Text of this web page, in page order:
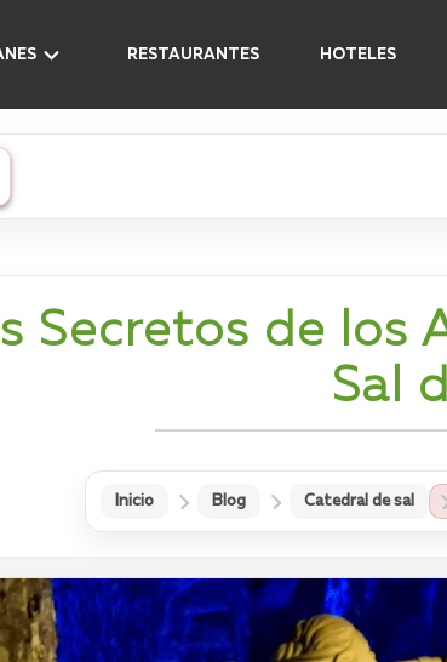
RESTAURANTES HOTELES
Secretos de los
Sal
Inicio Blog Catedral de sal